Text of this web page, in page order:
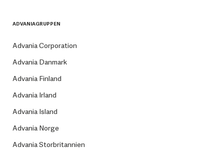
ADVANIAGRUPPEN
Advania Corporation
Advania Danmark
Advania Finland
Advania Irland
Advania Island
Advania Norge
Advania Storbritannien